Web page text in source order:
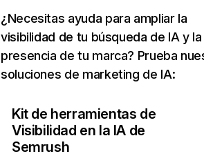
¿Necesitas ayuda para ampliar la
visibilidad de tu búsqueda de IA y la
presencia de tu marca? Prueba
soluciones de marketing de IA:
Kit de herramientas de
Visibilidad en la IA de
Semrush